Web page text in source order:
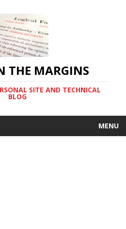
THE MARGINS
SITE AND TECHNICAL
BLOG
MENU